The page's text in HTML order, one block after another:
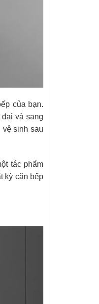
của bạn.
và sang
sinh sau
tác phẩm
kỳ căn bếp